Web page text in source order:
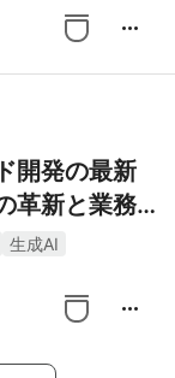
more_horiz
開発の最新
革新と業務
生成AI
more_horiz